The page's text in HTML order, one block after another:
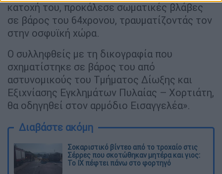
κατοχή του, προκάλεσε σωματικές βλάβες
σε βάρος του 64χρονου, τραυματίζοντάς τον
στην οσφυϊκή χώρα.
Ο συλληφθείς με τη δικογραφία που
σχηματίστηκε σε βάρος του από
αστυνομικούς του Τμήματος Δίωξης και
Εξιχνίασης Εγκλημάτων Πυλαίας – Χορτιάτη,
θα οδηγηθεί στον αρμόδιο Εισαγγελέα».
Διαβάστε ακόμη
Σοκαριστικό βίντεο από το τροχαίο στις
Σέρρες που σκοτώθηκαν μητέρα και γιος:
Το ΙΧ πέφτει πάνω στο φορτηγό